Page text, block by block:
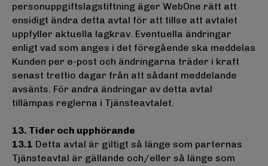
personuppgiftslagstiftning äger WebOne rätt att
ensidigt ändra detta avtal för att tillse att avtalet
uppfyller aktuella lagkrav. Eventuella ändringar
enligt vad som anges i det föregående ska meddelas
Kunden per e-post och ändringarna träder i kraft
senast trettio dagar från att sådant meddelande
avsänts. För andra ändringar av detta avtal
tillämpas reglerna i Tjänsteavtalet.
13. Tider och upphörande
13.1 Detta avtal är giltigt så länge som parternas
Tjänsteavtal är gällande och/eller så länge som